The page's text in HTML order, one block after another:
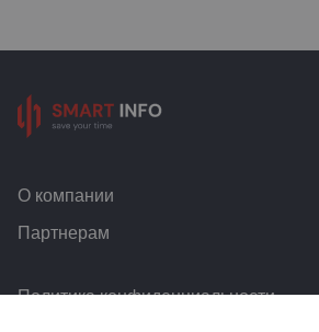
О компании
Партнерам
Политика конфиденциальности